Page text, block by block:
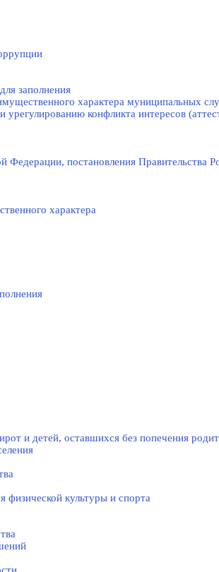
заполнения
характера муниципальных
конфликта интересов
постановления Правительства
характера
и детей, оставшихся без попечения
культуры и спорта